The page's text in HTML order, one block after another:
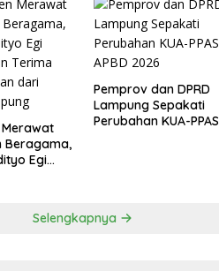
Beragama,
Egi
Pemprov dan DPRD
Lampung Sepakati
Perubahan KUA-PPAS
Selengkapnya